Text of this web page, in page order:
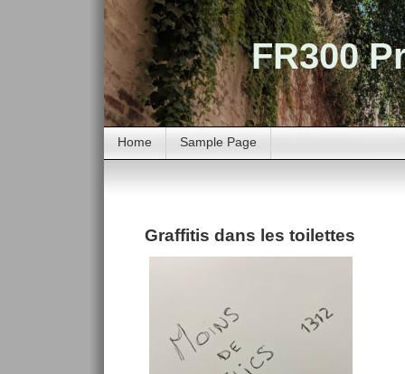
FR300
Home Sample Page
Graffitis dans les toilettes